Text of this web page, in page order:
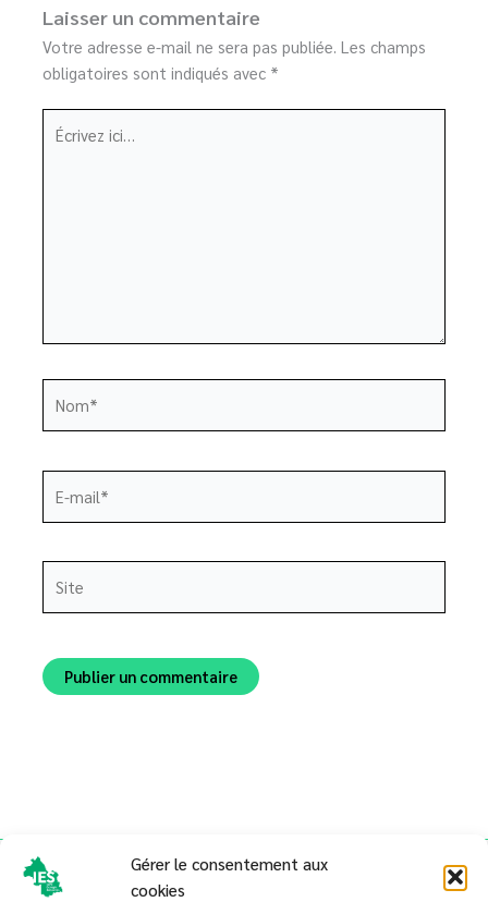
Gérer le consentement aux
cookies
Laisser un commentaire
Votre adresse e-mail ne sera pas publiée. Les champs
obligatoires sont indiqués avec *
ici…
mail*